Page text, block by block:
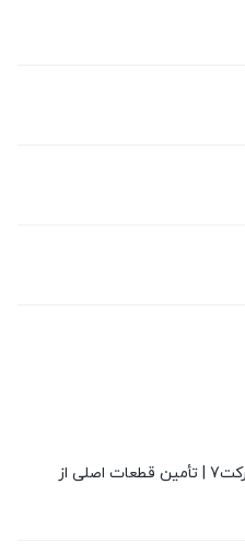
خدمات پس از فروش مارکت7 | تأمین قطعات اصلی از